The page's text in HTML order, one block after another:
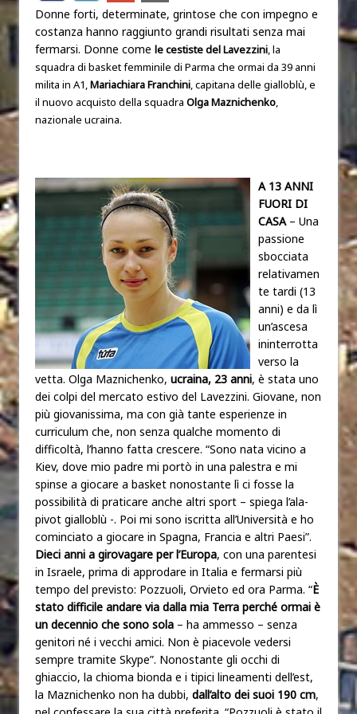
Donne forti, determinate, grintose che con impegno e
costanza hanno raggiunto grandi risultati senza mai
fermarsi. Donne come le cestiste del Lavezzini, la
squadra di basket femminile di Parma che ormai da 39 anni
milita in A1,Mariachiara Franchini, capitana delle gialloblù, e
il nuovo acquisto della squadra Olga Maznichenko,
nazionale ucraina.
A 13 ANNI
FUORI DI
CASA– Una
passione
sbocciata
relativamen
te tardi (13
anni) e da lì
un’ascesa
ininterrotta
verso la
vetta. Olga Maznichenko, ucraina, 23 anni, è stata uno
dei colpi del mercato estivo del Lavezzini. Giovane, non
più giovanissima, ma con già tante esperienze in
curriculum che, non senza qualche momento di
difficoltà, l’hanno fatta crescere. “Sono nata vicino a
Kiev, dove mio padre mi portò in una palestra e mi
spinse a giocare a basket nonostante lì ci fosse la
possibilità di praticare anche altri sport – spiega l’ala-
pivot gialloblù -. Poi mi sono iscritta all’Università e ho
cominciato a giocare in Spagna, Francia e altri Paesi”.
Dieci anni a girovagare per l’Europa, con una parentesi
in Israele, prima di approdare in Italia e fermarsi più
tempo del previsto: Pozzuoli, Orvieto ed ora Parma. “È
stato difficile andare via dalla mia Terra perché ormai è
un decennio che sono sola – ha ammesso – senza
genitori né i vecchi amici. Non è piacevole vedersi
sempre tramite Skype”. Nonostante gli occhi di
ghiaccio, la chioma bionda e i tipici lineamenti dell’est,
la Maznichenko non ha dubbi, dall’alto dei suoi 190 cm,